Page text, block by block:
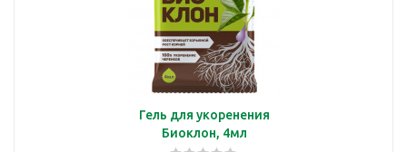
Гель для укоренения
Биоклон, 4мл